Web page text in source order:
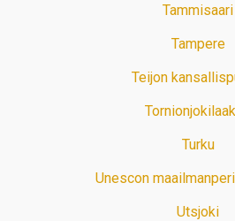
Tammisaari
Tampere
Teijon
Turku
Unescon
Utsjoki